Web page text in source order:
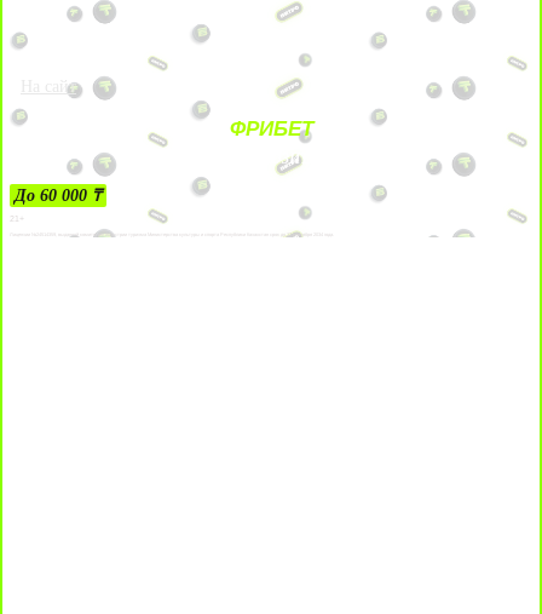
На сайт
ФРИБЕТ
ЗА ДЕПОЗИТЫ
До 60 000 ₸
21+
Лицензии №24514359, выданной комитетом индустрии туризма Министерства культуры и спорта Республики Казахстан срок до 27 сентября 2034 года.